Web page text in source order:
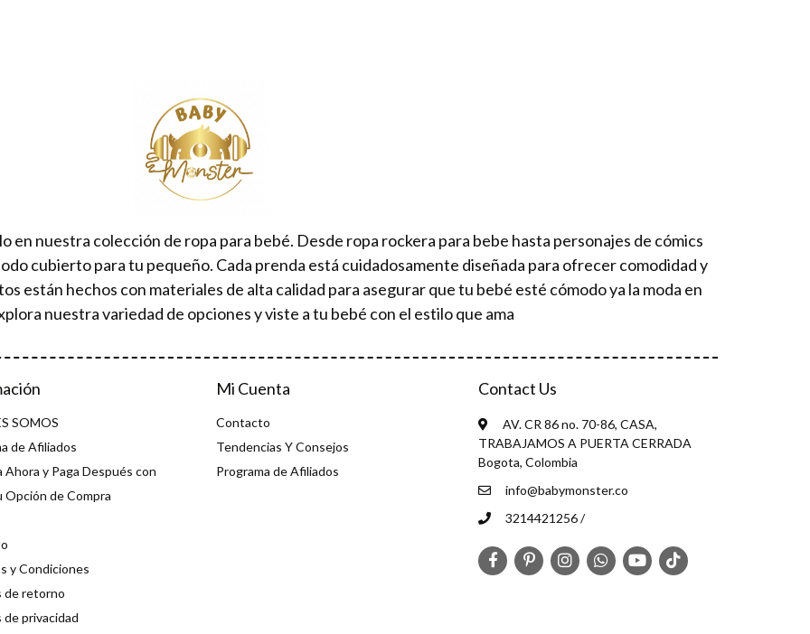
nuestra colección de ropa para bebé. Desde ropa rockera para bebe hasta personajes de cómics
cubierto para tu pequeño. Cada prenda está cuidadosamente diseñada para ofrecer comodidad y
están hechos con materiales de alta calidad para asegurar que tu bebé esté cómodo ya la moda en
nuestra variedad de opciones y viste a tu bebé con el estilo que ama
SOMOS
de Afiliados
Ahora y Paga Después con
Opción de Compra
y Condiciones
de retorno
de privacidad
Mi Cuenta
Contacto
Tendencias Y Consejos
Programa de Afiliados
Contact Us
AV. CR 86 no. 70-86, CASA,
TRABAJAMOS A PUERTA CERRADA
Bogota, Colombia
info@babymonster.co
3214421256 /